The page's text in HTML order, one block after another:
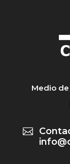
Medio
